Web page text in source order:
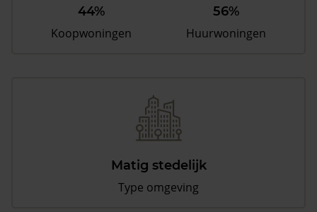
44%
Koopwoningen
56%
Huurwoningen
Matig stedelijk
Type omgeving